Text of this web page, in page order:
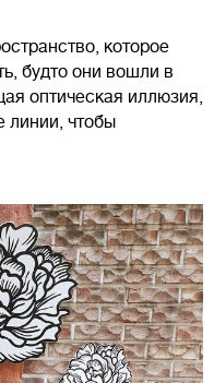
которое
будто они вошли в
оптическая иллюзия,
линии, чтобы